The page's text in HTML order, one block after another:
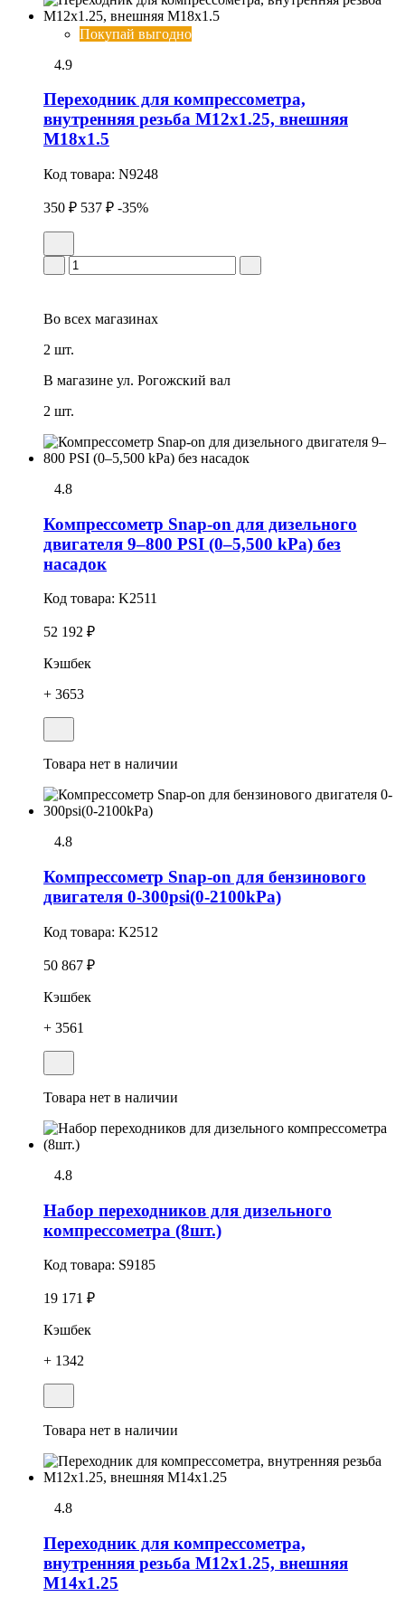
Покупай выгодно
4.9
Пеpеходник для компрессометра,
внутренняя резьба М12х1.25, внешняя
М18х1.5
Код товара: N9248
350 ₽ 537 ₽ -35%
Во всех магазинах
2 шт.
В магазине ул. Рогожский вал
2 шт.
4.8
Компрессометр Snap-on для дизельного
двигателя 9–800 PSI (0–5,500 kPa) без
насадок
Код товара: K2511
52 192 ₽
Кэшбек
+ 3653
Товара нет в наличии
4.8
Компрессометр Snap-on для бензинового
двигателя 0-300psi(0-2100kPa)
Код товара: K2512
50 867 ₽
Кэшбек
+ 3561
Товара нет в наличии
4.8
Набор пеpеходников для дизельного
компрессометpа (8шт.)
Код товара: S9185
19 171 ₽
Кэшбек
+ 1342
Товара нет в наличии
4.8
Пеpеходник для компрессометра,
внутренняя резьба М12х1.25, внешняя
М14х1.25